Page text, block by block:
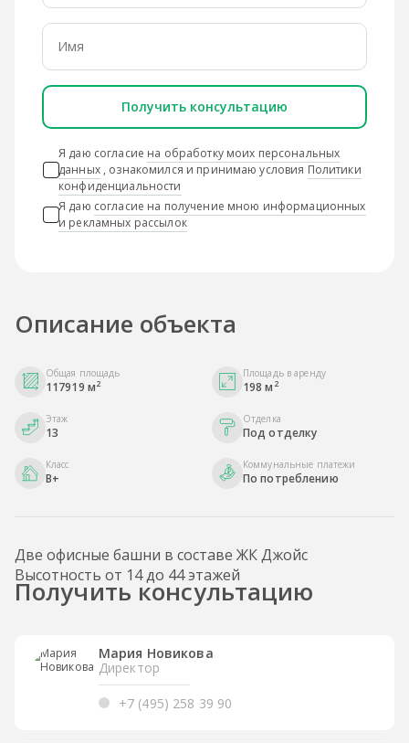
Получить консультацию
Я даю согласие на обработку моих персональных
данных, ознакомился и принимаю условия Политики
конфиденциальности
Я даю согласие на получение мною информационных
и рекламных рассылок
Описание объекта
Общая площадь
117919 м2
Площадь в аренду
198 м 2
Этаж
13
Отделка
Под отделку
Класс
B+
Коммунальные платежи
По потреблению
Две офисные башни в составе ЖК Джойс
Высотность от 14 до 44 этажей
Получить консультацию
Мария Новикова
Директор
+7 (495) 258 39 90